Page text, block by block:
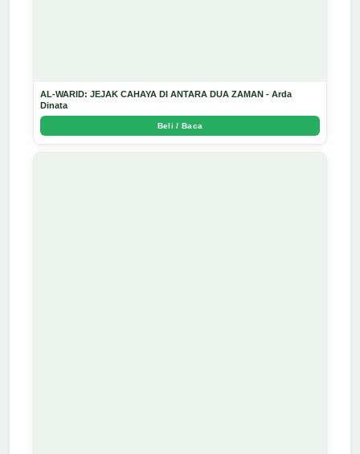
AL-WARID: JEJAK CAHAYA DI ANTARA DUA ZAMAN - Arda
Dinata
Beli / Baca